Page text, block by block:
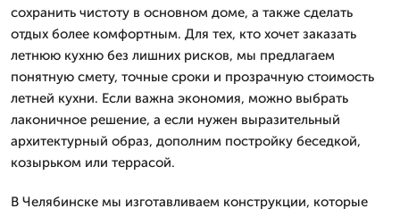
сохранить чистоту в основном доме, а также сделать
отдых более комфортным. Для тех, кто хочет заказать
летнюю кухню без лишних рисков, мы предлагаем
понятную смету, точные сроки и прозрачную стоимость
летней кухни. Если важна экономия, можно выбрать
лаконичное решение, а если нужен выразительный
архитектурный образ, дополним постройку беседкой,
козырьком или террасой.
В Челябинске мы изготавливаем конструкции, которые